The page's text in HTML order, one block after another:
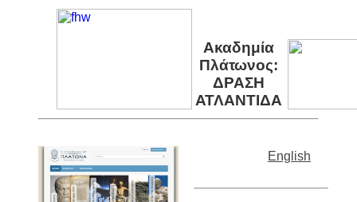
Ακαδημία
Πλάτωνος:
ΔΡΑΣΗ
ΑΤΛΑΝΤΙΔΑ
English